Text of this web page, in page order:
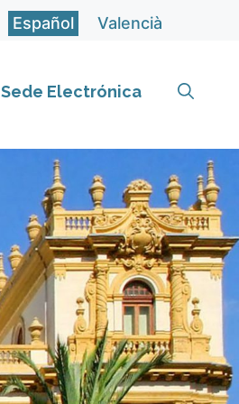
Español Valencià
Sede Electrónica